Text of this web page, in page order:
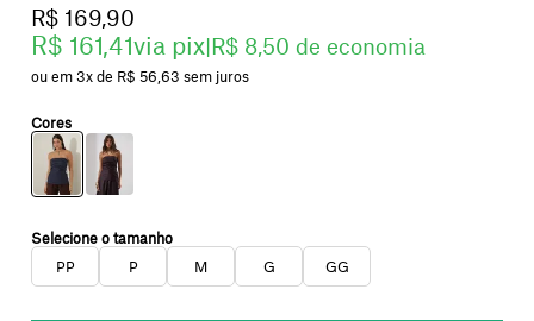
R$ 161,41via pix|R$ 8,50 de economia
R$ 169,90
3x R$ 56,63sem juros
PP P M G GG